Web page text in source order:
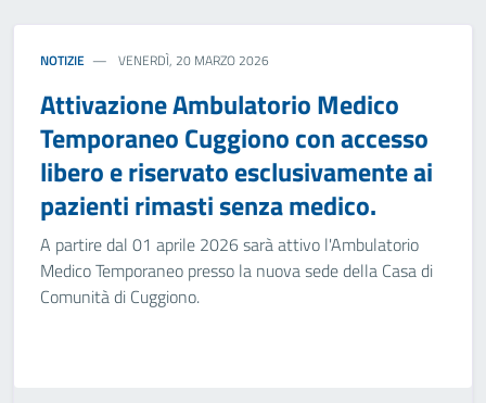
NOTIZIE VENERDÌ, 20 MARZO 2026
Attivazione Ambulatorio Medico
Temporaneo Cuggiono con accesso
libero e riservato esclusivamente ai
pazienti rimasti senza medico.
A partire dal 01 aprile 2026 sarà attivo l'Ambulatorio
Medico Temporaneo presso la nuova sede della Casa di
Comunità di Cuggiono.